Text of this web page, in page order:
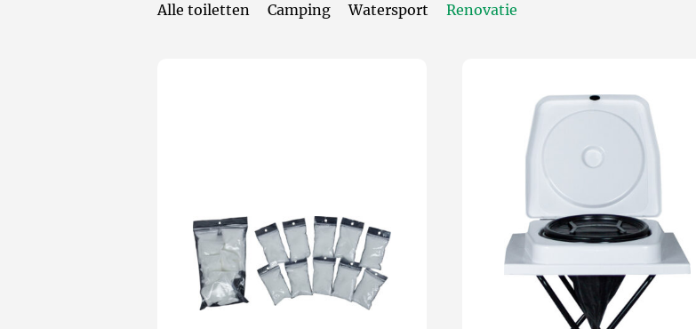
Alle toiletten Camping Watersport Renovatie